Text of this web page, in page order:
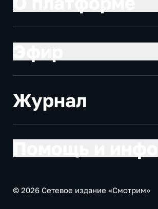
Журнал
© 2026 Сетевое издание «Смотрим»